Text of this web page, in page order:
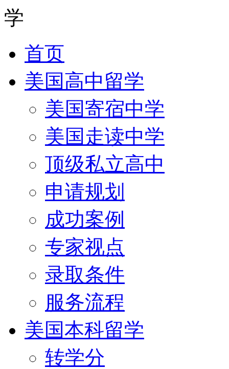
首页
美国高中留学
美国寄宿中学
美国走读中学
顶级私立高中
申请规划
成功案例
专家视点
录取条件
服务流程
美国本科留学
转学分